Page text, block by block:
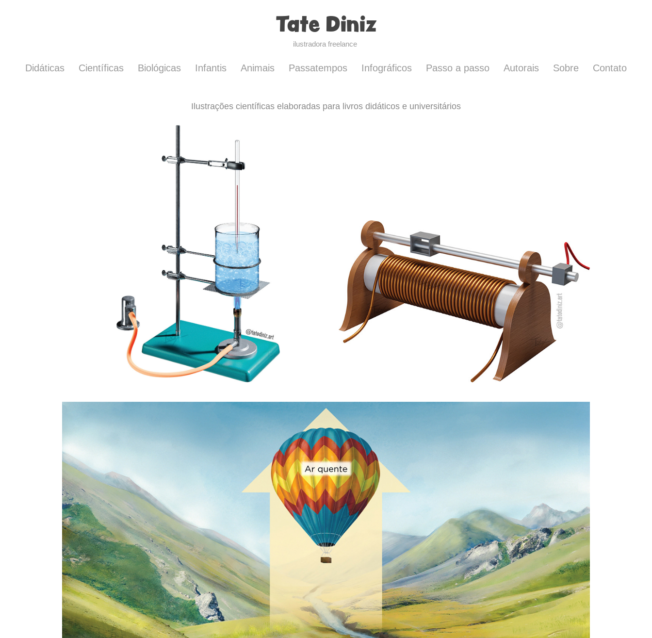
Tate Diniz
ilustradora freelance
Didáticas Científicas Biológicas Infantis Animais Passatempos Infográficos Passo a passo Autorais Sobre Contato
Ilustrações científicas elaboradas para livros didáticos e universitários